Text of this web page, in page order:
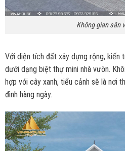
Không gian sân
Với diện tích đất xây dựng rộng,
dưới dạng biệt thự mini nhà vườn.
hợp với cây xanh, tiểu cảnh sẽ là nơi
đình hàng ngày.